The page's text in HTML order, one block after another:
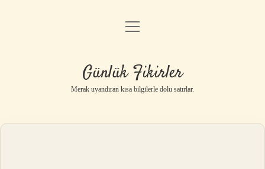
Anasayfa
Yasal Uyarı
menüyü
Günlük Fikirler
Merak uyandıran kısa bilgilerle dolu satırlar.